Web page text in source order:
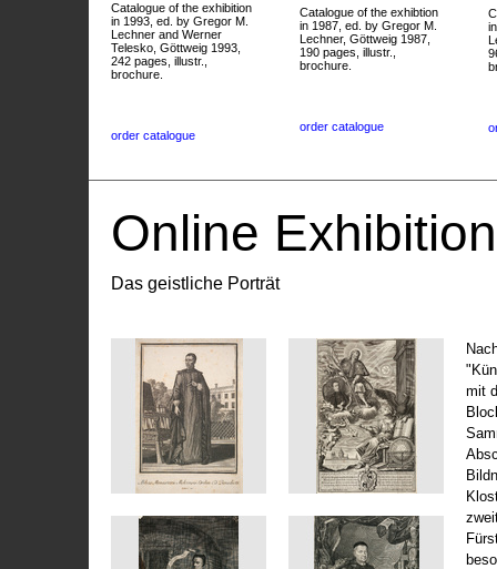
Catalogue of the exhibition
in 1993, ed. by Gregor M.
Lechner and Werner
Telesko, Göttweig 1993,
242 pages, illustr.,
brochure.
order catalogue
Catalogue of the exhibtion
in 1987, ed. by Gregor M.
Lechner, Göttweig 1987,
190 pages, illustr.,
brochure.
order catalogue
Online
Das geistliche Porträt
mit